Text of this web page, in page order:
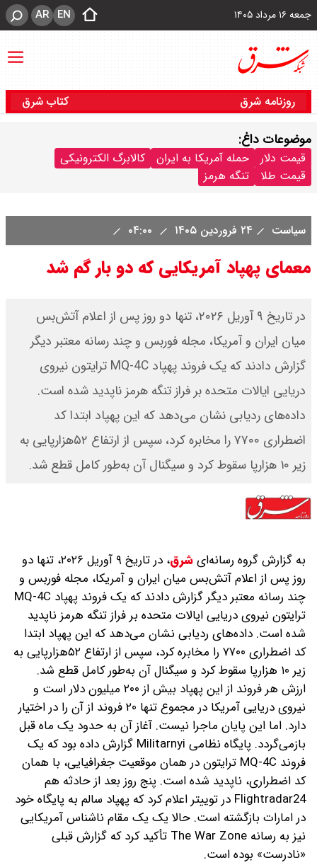
جمعه ۱۶ مرداد ۱۴۰۵ EN
AR
روزنامه شرق کتاب شرق
موضوعات داغ:
قیمت دلار حمله آمریکا به ایران
کالابرگ الکترونیکی
قیمت طلا
تنگه هرمز
سیاست ۲۴ فروردین ۱۴۰۵
معمای پهپاد آمریکایی که دو بار گم شد
در تاریخ ۹ آوریل ۲۰۲۶، تنها دو روز پس از اعلام آتش‌بس
میان ایران و آمریکا، مجله فوربس و چند رسانه معتبر دیگر
گزارش دادند که یک فروند پهپاد MQ-4C ترایتون نیروی
دریایی ایالات متحده بر فراز تنگه هرمز ناپدید شده است.
داده‌های ردیابی نشان می‌دهد که این پهپاد ابتدا کد
اضطراری ۷۷۰۰ را مخابره کرد، سپس از ارتفاع ۵۲هزارپایی به
زیر ۱۰ هزارپا سقوط کرد و سیگنال آن به‌طور کامل قطع شد.
به گزارش گروه رسانه‌ایشرق،
در تاریخ ۹ آوریل ۲۰۲۶، تنها دو
روز پس از اعلام آتش‌بس میان ایران و آمریکا، مجله فوربس و
چند رسانه معتبر دیگر گزارش دادند که یک فروند پهپاد MQ-4C
ترایتون نیروی دریایی ایالات متحده بر فراز تنگه هرمز ناپدید
شده است. داده‌های ردیابی نشان می‌دهد که این پهپاد ابتدا
کد اضطراری ۷۷۰۰ را مخابره کرد، سپس از ارتفاع ۵۲هزارپایی به
زیر ۱۰ هزارپا سقوط کرد و سیگنال آن به‌طور کامل قطع شد.
ارزش هر فروند از این پهپاد بیش از ۲۰۰ میلیون دلار است و
نیروی دریایی آمریکا در مجموع تنها ۲۰ فروند از آن را در اختیار
دارد. اما این پایان ماجرا نیست. آغاز آن به حدود یک ماه قبل
بازمی‌گردد. پایگاه نظامی Militarnyi گزارش داده بود که یک
فروند MQ-4C ترایتون در همان موقعیت جغرافیایی، با همان
کد اضطراری، ناپدید شده است. پنج روز بعد از حادثه هم
Flightradar24 در توییتر اعلام کرد که پهپاد سالم به پایگاه خود
در امارات بازگشته است. حالا یک یک مقام ناشناس آمریکایی
نیز به رسانه The War Zone تأکید کرد که گزارش قبلی
«نادرست» بوده است.